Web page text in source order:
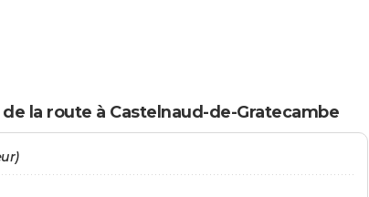
la route à Castelnaud-de-Gratecambe